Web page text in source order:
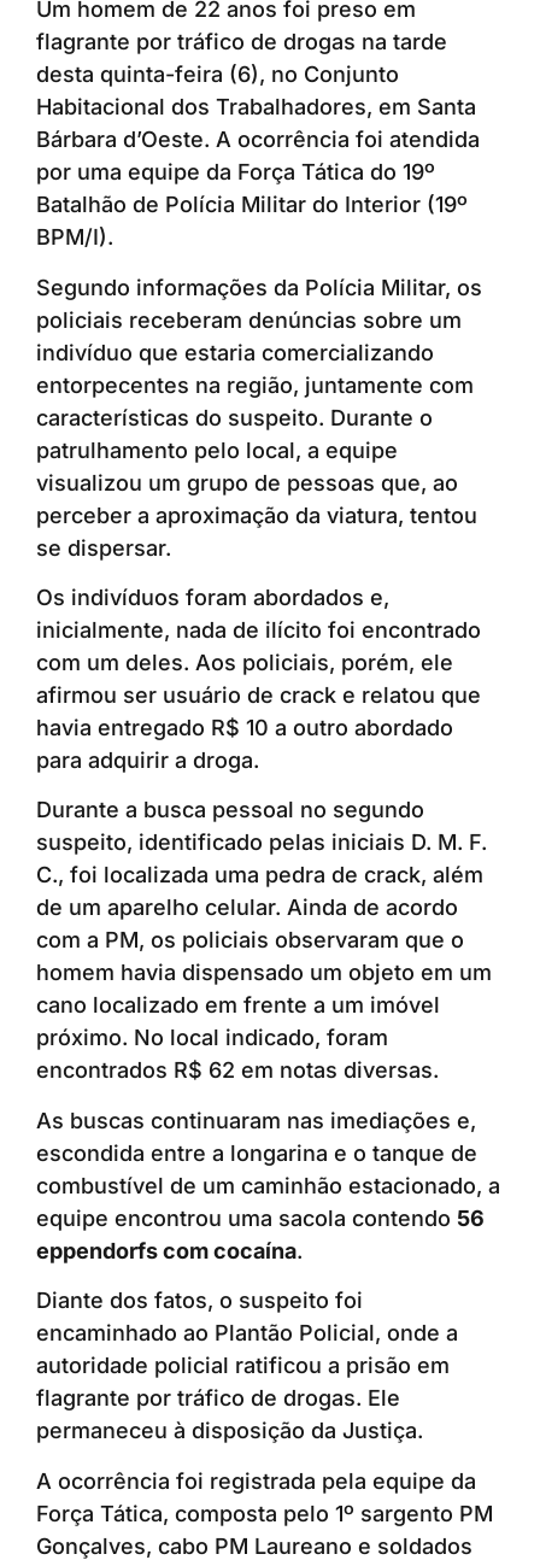
Um homem de 22 anos foi preso em
flagrante por tráfico de drogas na tarde
desta quinta-feira (6), no Conjunto
Habitacional dos Trabalhadores, em Santa
Bárbara d’Oeste. A ocorrência foi atendida
por uma equipe da Força Tática do 19º
Batalhão de Polícia Militar do Interior (19º
BPM/I).
Segundo informações da Polícia Militar, os
policiais receberam denúncias sobre um
indivíduo que estaria comercializando
entorpecentes na região, juntamente com
características do suspeito. Durante o
patrulhamento pelo local, a equipe
visualizou um grupo de pessoas que, ao
perceber a aproximação da viatura, tentou
se dispersar.
Os indivíduos foram abordados e,
inicialmente, nada de ilícito foi encontrado
com um deles. Aos policiais, porém, ele
afirmou ser usuário de crack e relatou que
havia entregado R$ 10 a outro abordado
para adquirir a droga.
Durante a busca pessoal no segundo
suspeito, identificado pelas iniciais D. M. F.
C., foi localizada uma pedra de crack, além
de um aparelho celular. Ainda de acordo
com a PM, os policiais observaram que o
homem havia dispensado um objeto em um
cano localizado em frente a um imóvel
próximo. No local indicado, foram
encontrados R$ 62 em notas diversas.
As buscas continuaram nas imediações e,
escondida entre a longarina e o tanque de
combustível de um caminhão estacionado, a
equipe encontrou uma sacola contendo 56
eppendorfs com cocaína.
Diante dos fatos, o suspeito foi
encaminhado ao Plantão Policial, onde a
autoridade policial ratificou a prisão em
flagrante por tráfico de drogas. Ele
permaneceu à disposição da Justiça.
A ocorrência foi registrada pela equipe da
Força Tática, composta pelo 1º sargento PM
Gonçalves, cabo PM Laureano e soldados